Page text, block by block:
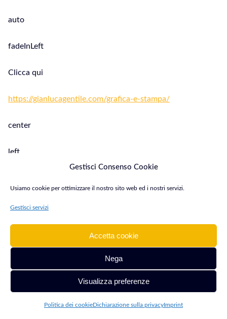
Gestisci Consenso Cookie
Usiamo cookie per ottimizzare il nostro sito web ed i nostri servizi.
Gestisci servizi
Accetta cookie
Nega
Visualizza preferenze
Politica dei cookieDichiarazione sulla privacyImprint
auto
fadeInLeft
Clicca qui
https://gianlucagentile.com/grafica-e-stampa/
center
left
#ffffff
Grafica & Stampa Parma